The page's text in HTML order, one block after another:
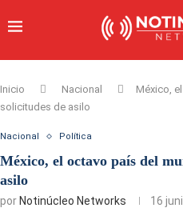
Inicio Nacional
México,
solicitudes de asilo
Nacional Política
México, el octavo país del
asilo
por Notinúcleo Networks 16